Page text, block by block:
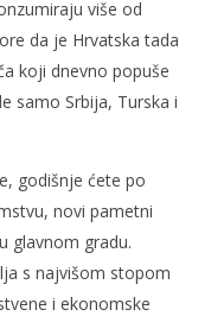
više od
da je Hrvatska tada
koji dnevno popuše
samo Srbija, Turska i
godišnje ćete po
novi pametni
glavnom gradu.
s najvišom stopom
i ekonomske